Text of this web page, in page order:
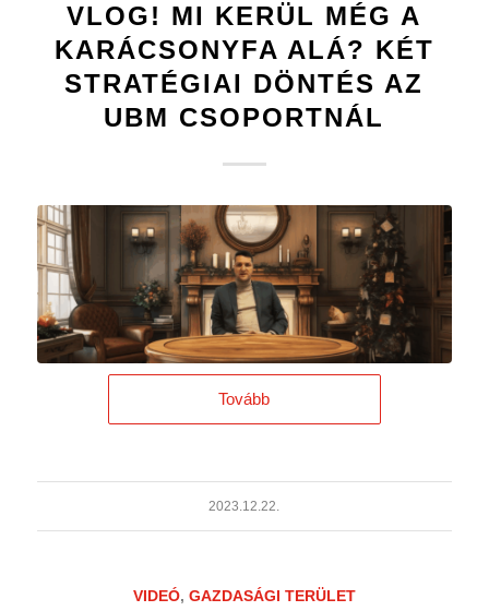
VLOG! MI KERÜL MÉG A
KARÁCSONYFA ALÁ? KÉT
STRATÉGIAI DÖNTÉS AZ
UBM CSOPORTNÁL
Tovább
2023.12.22.
VIDEÓ, GAZDASÁGI TERÜLET